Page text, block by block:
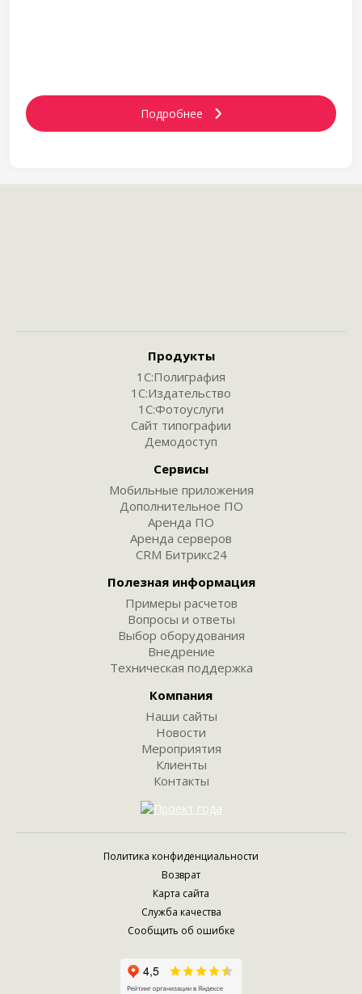
Подробнее
Продукты
1С:Полиграфия
1С:Издательство
1С:Фотоуслуги
Сайт типографии
Демодоступ
Сервисы
Мобильные приложения
Дополнительное ПО
Аренда ПО
Аренда серверов
CRM Битрикс24
Полезная информация
Примеры расчетов
Вопросы и ответы
Выбор оборудования
Внедрение
Техническая поддержка
Компания
Наши сайты
Новости
Мероприятия
Клиенты
Контакты
Политика конфиденциальности
Возврат
Карта сайта
Служба качества
Сообщить об ошибке